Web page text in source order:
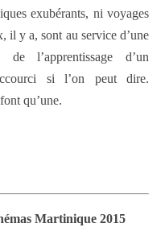
exubérants, ni voyages
il y a, sont au service d’une
de l’apprentissage d’un
si l’on peut dire.
qu’une.
Martinique 2015